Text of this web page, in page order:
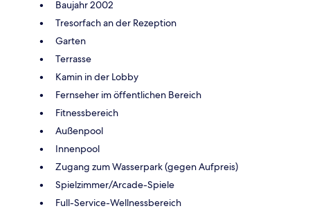
Baujahr 2002
Tresorfach an der Rezeption
Garten
Terrasse
Kamin in der Lobby
Fernseher im öffentlichen Bereich
Fitnessbereich
Außenpool
Innenpool
Zugang zum Wasserpark (gegen Aufpreis)
Spielzimmer/Arcade-Spiele
Full-Service-Wellnessbereich